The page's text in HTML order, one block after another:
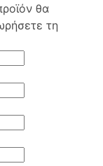
θα
τη